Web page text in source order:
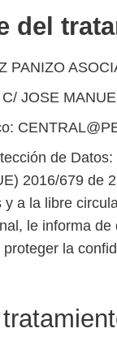
del
PANIZO
JOSE
de
2016/679 de
y a la libre
le informa
la